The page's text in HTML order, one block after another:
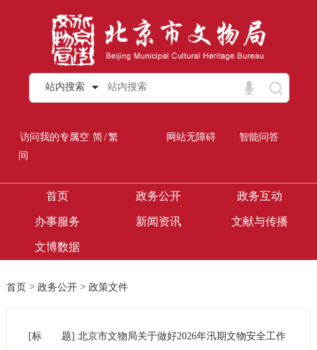
站内搜索
访问我的专属空
间
简/繁 网站无障碍 智能问答
首页 政务公开 政务互动
办事服务 新闻资讯 文献与传播
文博数据
首页> 政务公开> 政策文件
[标 题] 北京市文物局关于做好2026年汛期文物安全工作